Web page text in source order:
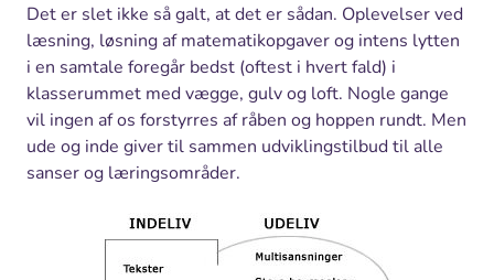
Det er slet ikke så galt, at det er sådan. Oplevelser ved
læsning, løsning af matematikopgaver og intens lytten
i en samtale foregår bedst (oftest i hvert fald) i
klasserummet med vægge, gulv og loft. Nogle gange
vil ingen af os forstyrres af råben og hoppen rundt. Men
ude og inde giver til sammen udviklingstilbud til alle
sanser og læringsområder.